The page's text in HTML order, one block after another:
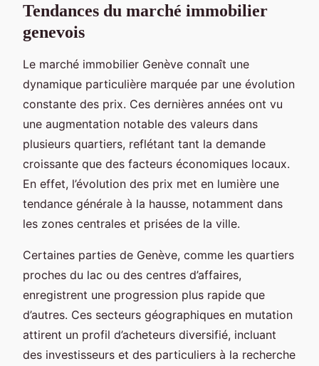
Tendances du marché immobilier
genevois
Le marché immobilier Genève connaît une
dynamique particulière marquée par une évolution
constante des prix. Ces dernières années ont vu
une augmentation notable des valeurs dans
plusieurs quartiers, reflétant tant la demande
croissante que des facteurs économiques locaux.
En effet, l’évolution des prix met en lumière une
tendance générale à la hausse, notamment dans
les zones centrales et prisées de la ville.
Certaines parties de Genève, comme les quartiers
proches du lac ou des centres d’affaires,
enregistrent une progression plus rapide que
d’autres. Ces secteurs géographiques en mutation
attirent un profil d’acheteurs diversifié, incluant
des investisseurs et des particuliers à la recherche